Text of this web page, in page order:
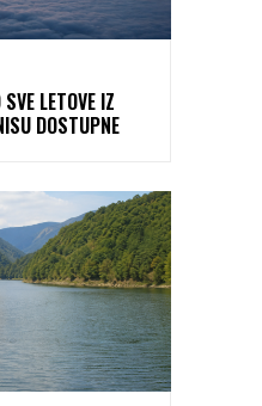
LETOVE IZ
DOSTUPNE